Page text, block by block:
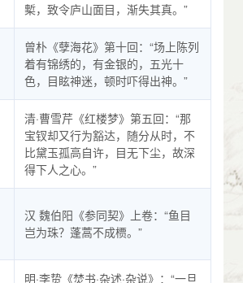
槧，致令庐山面目，渐失其真。”
曾朴《孽海花》第十回：“场上陈列
着有锦绣的，有金银的，五光十
色，目眩神迷，顿时吓得出神。”
清·曹雪芹《红楼梦》第五回：“那
宝钗却又行为豁达，随分从时，不
比黛玉孤高自许，目无下尘，故深
得下人之心。”
汉 魏伯阳《参同契》上卷：“鱼目
岂为珠？蓬蒿不成槚。”
明·李贽《焚书·杂述·杂说》：“一旦